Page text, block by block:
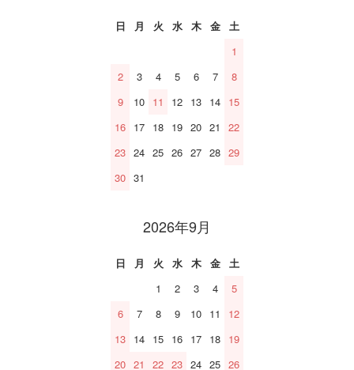
日 月 火 水 木 金
土
1
2
3 4 5 6 7
8
9
10 11 12 13 14 15
16 17 18 19 20 21
22
23 24 25 26 27 28 29
30 31
2026年9月
日 月 火 水 木 金
土
1
2 3 4
5
6
7 8 9 10 11
12
13 14 15 16 17 18 19
20 21 22 23 24 25 26